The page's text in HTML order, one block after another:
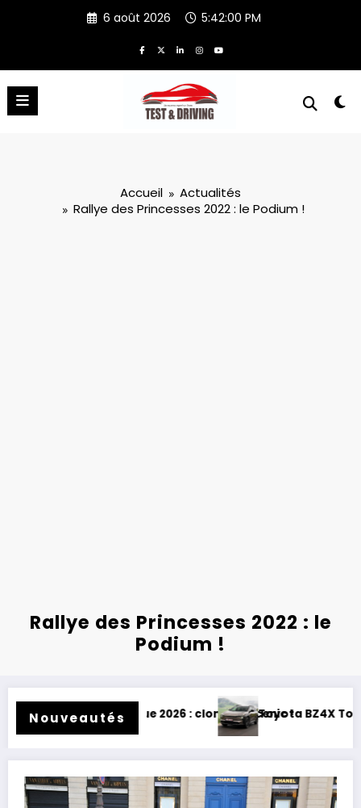
6 août 2026 5:42:01 PM
Accueil
Actualités
Rallye des Princesses 2022 : le Podium !
Rallye des Princesses 2022 : le
Podium !
Nouveautés
clone de Scenic !Toyota BZ4X Touring : électrique et baroudeur !